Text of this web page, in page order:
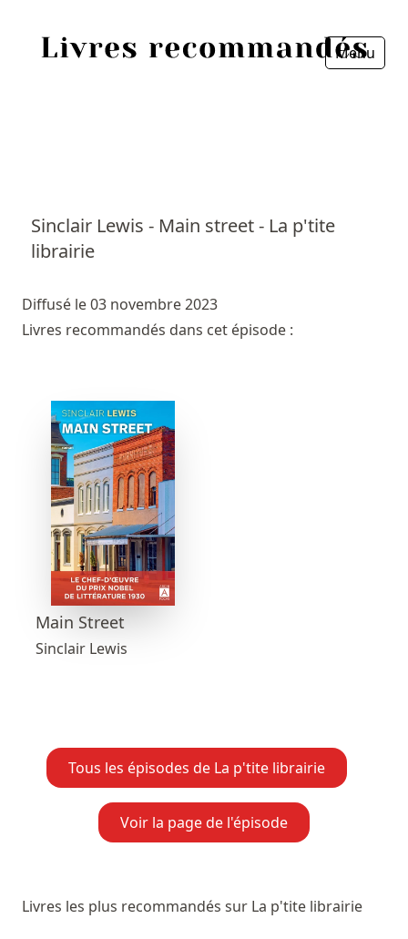
Menu
Sinclair Lewis - Main street - La p'tite
librairie
Diffusé le 03 novembre 2023
Livres recommandés dans cet épisode :
Main Street
Sinclair Lewis
Tous les épisodes de La p'tite librairie
Voir la page de l'épisode
Livres les plus recommandés sur La p'tite librairie
Personnes
Livres
Prix littéraires
Fermer